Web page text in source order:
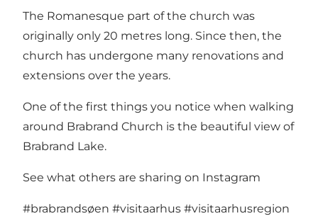
The Romanesque part of the church was
originally only 20 metres long. Since then, the
church has undergone many renovations and
extensions over the years.
One of the first things you notice when walking
around Brabrand Church is the beautiful view of
Brabrand Lake.
See what others are sharing on Instagram
#brabrandsøen #visitaarhus #visitaarhusregion